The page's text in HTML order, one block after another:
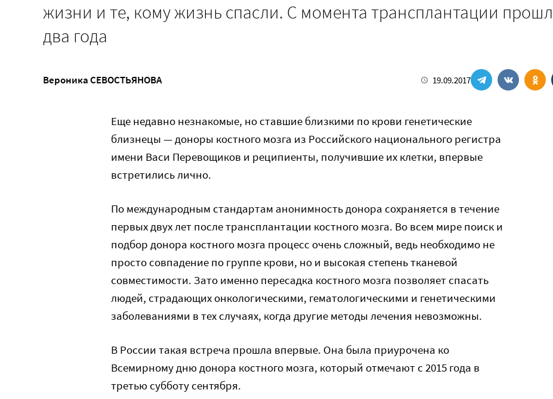
жизни и те, кому жизнь спасли. С момента трансплантации
два года
Вероника СЕВОСТЬЯНОВА 19.09.2017
Еще недавно незнакомые, но ставшие близкими по крови генетические
близнецы — доноры костного мозга из Российского национального регистра
имени Васи Перевощиков и реципиенты, получившие их клетки, впервые
встретились лично.
По международным стандартам анонимность донора сохраняется в течение
первых двух лет после трансплантации костного мозга. Во всем мире поиск и
подбор донора костного мозга процесс очень сложный, ведь необходимо не
просто совпадение по группе крови, но и высокая степень тканевой
совместимости. Зато именно пересадка костного мозга позволяет спасать
людей, страдающих онкологическими, гематологическими и генетическими
заболеваниями в тех случаях, когда другие методы лечения невозможны.
В России такая встреча прошла впервые. Она была приурочена ко
Всемирному дню донора костного мозга, который отмечают с 2015 года в
третью субботу сентября.